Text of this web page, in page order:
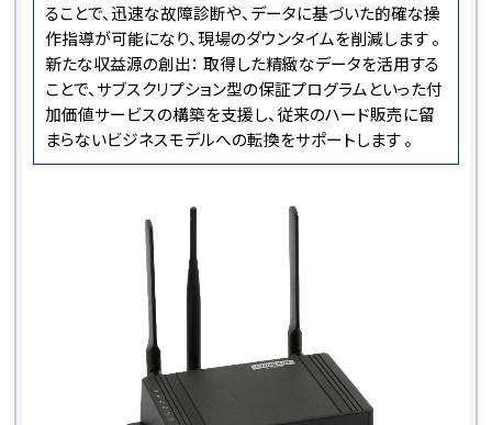
ることで、迅速な故障診断や、データに基づいた的確な操
作指導が可能になり、現場のダウンタイムを削減します 。
新たな収益源の創出： 取得した精緻なデータを活用する
ことで、サブスクリプション型の保証プログラムといった付
加価値サービスの構築を支援し、従来のハード販売に留
まらないビジネスモデルへの転換をサポートします 。